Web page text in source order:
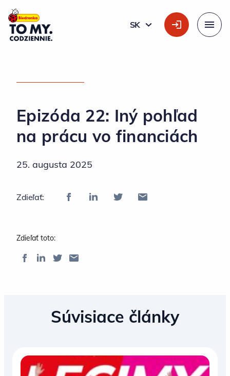
Hlavné logo
SK
SLOVÁK
Epizóda 22: Iný pohľad
na prácu vo financiách
25. augusta 2025
Zdieľať:
Zdieľať toto:
Súvisiace články